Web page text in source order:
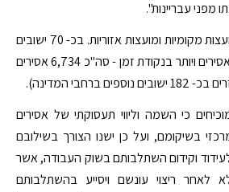
מפני עבריינות".
בישראל כ- 255 ערים, מועצות מקומיות ומועצות אזוריות. בכ- 70 ישובים
ברחבי המדינה ישנם 20 אסירים ויותר בנקודת זמן - סה"כ 6,734 אסירים
כי השמה וליווי תעסוקתי של אסירים
בשיקומם, ועל כן ישנו הצורך בשילובם
וקידום השתלבותם בשוק העבודה, אשר
ריצוי עונשם ויסייע בהשתלבותם